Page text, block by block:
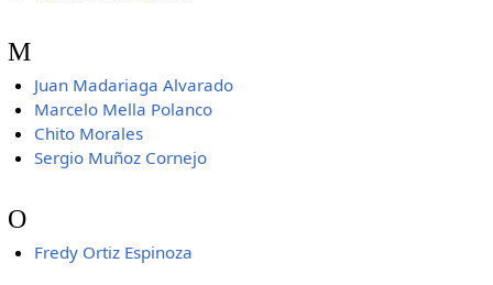
M
Juan Madariaga Alvarado
Marcelo Mella Polanco
Chito Morales
Sergio Muñoz Cornejo
O
Fredy Ortiz Espinoza